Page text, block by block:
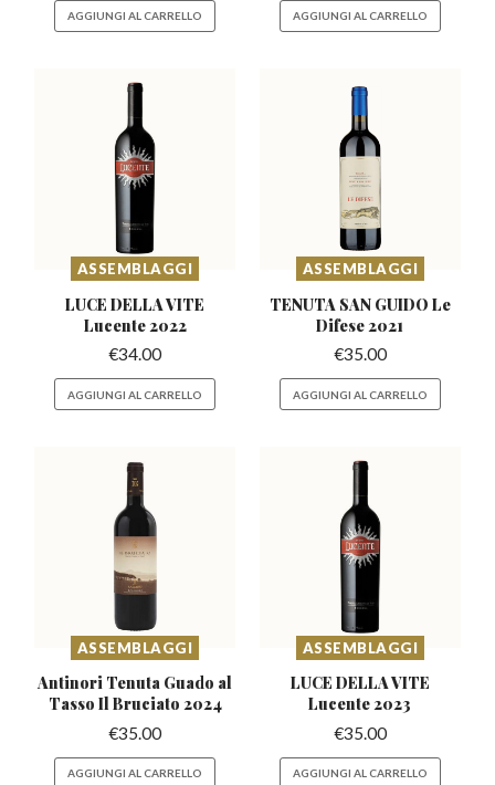
AGGIUNGI AL CARRELLO AGGIUNGI AL CARRELLO
ASSEMBLAGGI
LUCE DELLA VITE
Lucente 2022
€34.00
AGGIUNGI AL CARRELLO
ASSEMBLAGGI
TENUTA SAN GUIDO Le
Difese 2021
€35.00
AGGIUNGI AL CARRELLO
ASSEMBLAGGI
Antinori Tenuta Guado al
Tasso Il Bruciato 2024
€35.00
AGGIUNGI AL CARRELLO
ASSEMBLAGGI
LUCE DELLA VITE
Lucente 2023
€35.00
AGGIUNGI AL CARRELLO